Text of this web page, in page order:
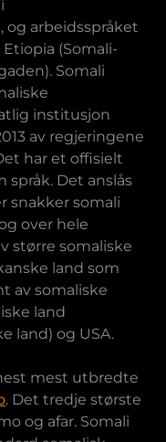
og arbeidsspråket
(Somali-
Somali
institusjon
av regjeringene
har et offisielt
språk. Det anslås
snakker somali
over hele
større somaliske
land som
av somaliske
land
land) og USA.
mest utbredte
. Det tredje største
og afar. Somali